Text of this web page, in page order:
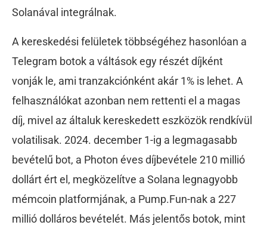
Solanával integrálnak.
A kereskedési felületek többségéhez hasonlóan a
Telegram botok a váltások egy részét díjként
vonják le, ami tranzakciónként akár 1% is lehet. A
felhasználókat azonban nem rettenti el a magas
díj, mivel az általuk kereskedett eszközök rendkívül
volatilisak. 2024. december 1-ig a legmagasabb
bevételű bot, a Photon éves díjbevétele 210 millió
dollárt ért el, megközelítve a Solana legnagyobb
mémcoin platformjának, a Pump.Fun-nak a 227
millió dolláros bevételét. Más jelentős botok, mint